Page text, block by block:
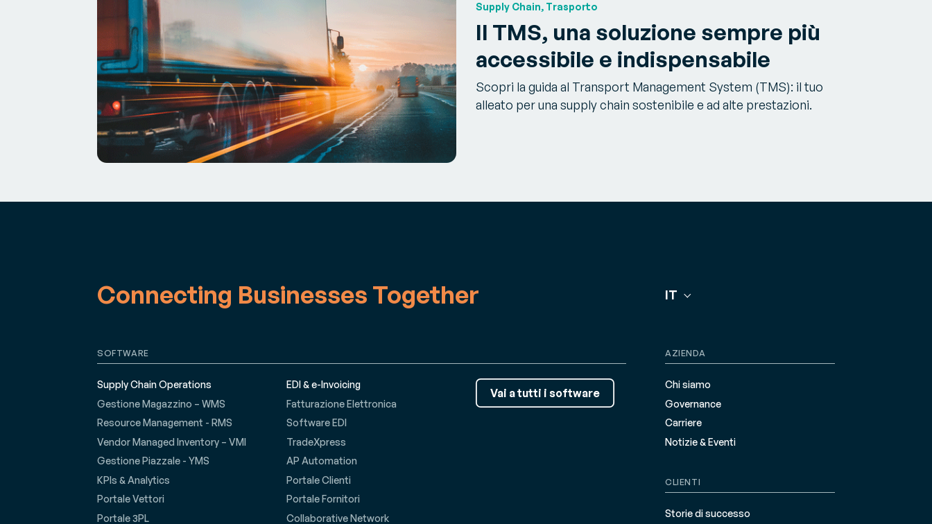
Supply Chain, Trasporto
Il TMS, una soluzione sempre più
accessibile e indispensabile
Scopri la guida al Transport Management System (TMS): il tuo
alleato per una supply chain sostenibile e ad alte prestazioni.
Connecting Businesses Together IT
SOFTWARE
Supply Chain Operations
Gestione Magazzino – WMS
Resource Management - RMS
Vendor Managed Inventory – VMI
Gestione Piazzale - YMS
KPIs & Analytics
Portale Vettori
Portale 3PL
EDI & e-Invoicing
Fatturazione Elettronica
Software EDI
TradeXpress
AP Automation
Portale Clienti
Portale Fornitori
Collaborative Network
Vai a tutti i software
AZIENDA
Chi siamo
Governance
Carriere
Notizie & Eventi
CLIENTI
Storie di successo